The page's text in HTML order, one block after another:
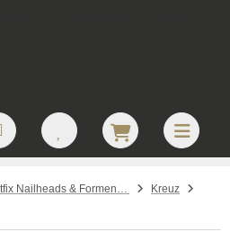
Hotfix Nailheads & Formen – Metallformen & Aluplättchen zum Aufbügeln Kreuz